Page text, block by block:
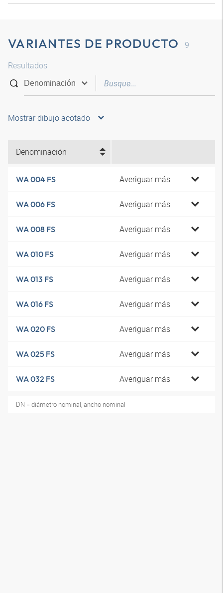
VARIANTES DE PRODUCTO
9
Resultados
Mostrar dibujo acotado
Denominación
WA 004 FS Averiguar más
WA 006 FS Averiguar más
WA 008 FS Averiguar más
WA 010 FS Averiguar más
WA 013 FS Averiguar más
WA 016 FS Averiguar más
WA 020 FS Averiguar más
WA 025 FS Averiguar más
WA 032 FS Averiguar más
DN = diámetro nominal, ancho nominal